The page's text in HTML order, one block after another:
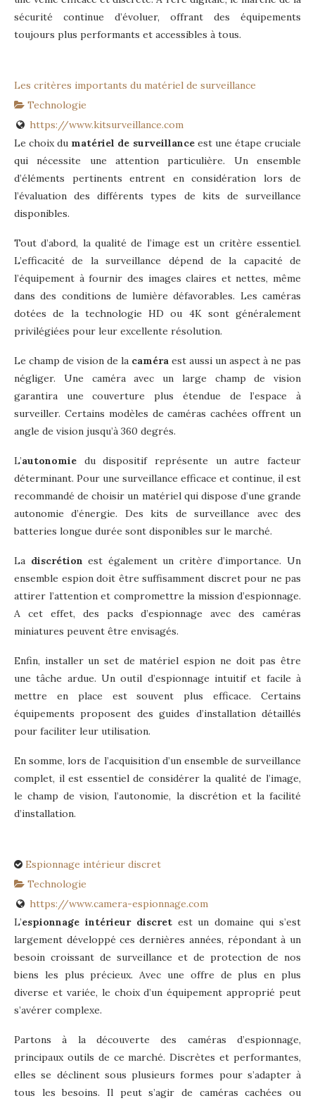
sécurité continue d’évoluer, offrant des équipements
toujours plus performants et accessibles à tous.
Les critères importants du matériel de surveillance
Technologie
https://www.kitsurveillance.com
Le choix du matériel de surveillanceest une étape cruciale
qui nécessite une attention particulière. Un ensemble
d’éléments pertinents entrent en considération lors de
l’évaluation des différents types de kits de surveillance
disponibles.
Tout d’abord, la qualité de l’image est un critère essentiel.
L’efficacité de la surveillance dépend de la capacité de
l’équipement à fournir des images claires et nettes, même
dans des conditions de lumière défavorables. Les caméras
dotées de la technologie HD ou 4K sont généralement
privilégiées pour leur excellente résolution.
Le champ de vision de la caméra est aussi un aspect à ne pas
négliger. Une caméra avec un large champ de vision
garantira une couverture plus étendue de l’espace à
surveiller. Certains modèles de caméras cachées offrent un
angle de vision jusqu’à 360 degrés.
L’autonomie du dispositif représente un autre facteur
déterminant. Pour une surveillance efficace et continue, il est
recommandé de choisir un matériel qui dispose d’une grande
autonomie d’énergie. Des kits de surveillance avec des
batteries longue durée sont disponibles sur le marché.
La discrétion est également un critère d’importance. Un
ensemble espion doit être suffisamment discret pour ne pas
attirer l’attention et compromettre la mission d’espionnage.
A cet effet, des packs d’espionnage avec des caméras
miniatures peuvent être envisagés.
Enfin, installer un set de matériel espion ne doit pas être
une tâche ardue. Un outil d’espionnage intuitif et facile à
mettre en place est souvent plus efficace. Certains
équipements proposent des guides d’installation détaillés
pour faciliter leur utilisation.
En somme, lors de l’acquisition d’un ensemble de surveillance
complet, il est essentiel de considérer la qualité de l’image,
le champ de vision, l’autonomie, la discrétion et la facilité
d’installation.
Espionnage intérieur discret
Technologie
https://www.camera-espionnage.com
L’espionnage intérieur discretest un domaine qui s’est
largement développé ces dernières années, répondant à un
besoin croissant de surveillance et de protection de nos
biens les plus précieux. Avec une offre de plus en plus
diverse et variée, le choix d’un équipement approprié peut
s’avérer complexe.
Partons à la découverte des caméras d’espionnage,
principaux outils de ce marché. Discrètes et performantes,
elles se déclinent sous plusieurs formes pour s’adapter à
tous les besoins. Il peut s’agir de caméras cachées ou